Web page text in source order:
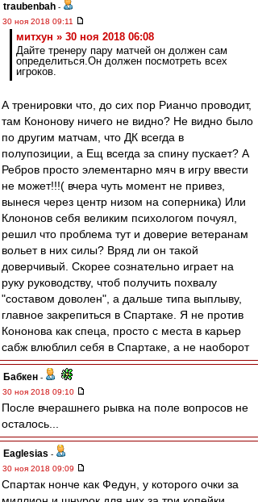
traubenbah -
30 ноя 2018 09:11
митхун » 30 ноя 2018 06:08
Дайте тренеру пару матчей он должен сам
определиться.Он должен посмотреть всех
игроков.
А тренировки что, до сих пор Рианчо проводит,
там Кононову ничего не видно? Не видно было
по другим матчам, что ДК всегда в
полупозиции, а Ещ всегда за спину пускает? А
Ребров просто элементарно мяч в игру ввести
не может!!!( вчера чуть момент не привез,
вынеся через центр низом на соперника) Или
Клононов себя великим психологом почуял,
решил что проблема тут и доверие ветеранам
вольет в них силы? Вряд ли он такой
доверчивый. Скорее сознательно играет на
руку руководству, чтоб получить похвалу
"составом доволен", а дальше типа выплыву,
главное закрепиться в Спартаке. Я не против
Кононова как спеца, просто с места в карьер
сабж влюблил себя в Спартаке, а не наоборот
Бабкен -
30 ноя 2018 09:10
После вчерашнего рывка на поле вопросов не
осталось...
Eaglesias -
30 ноя 2018 09:09
Спартак нонче как Федун, у которого очки за